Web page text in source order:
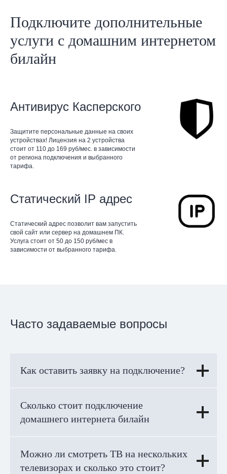
Подключите дополнительные
услуги с домашним интернетом
билайн
Антивирус Касперского
Защитите персональные данные на своих
устройствах! Лицензия на 2 устройства
стоит от 110 до 169 руб/мес. в зависимости
от региона подключения и выбранного
тарифа.
Статический IP адрес
Статический адрес позволит вам запустить
свой сайт или сервер на домашнем ПК.
Услуга стоит от 50 до 150 руб/мес в
зависимости от выбранного тарифа.
Часто задаваемые вопросы
Как оставить заявку на подключение?
Сколько стоит подключение
домашнего интернета билайн
Можно ли смотреть ТВ на нескольких
телевизорах и сколько это стоит?